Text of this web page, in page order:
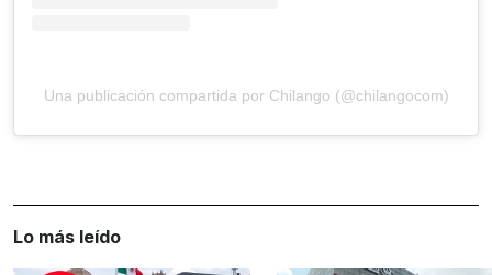
Una publicación compartida por Chilango (@chilangocom)
Lo más leído